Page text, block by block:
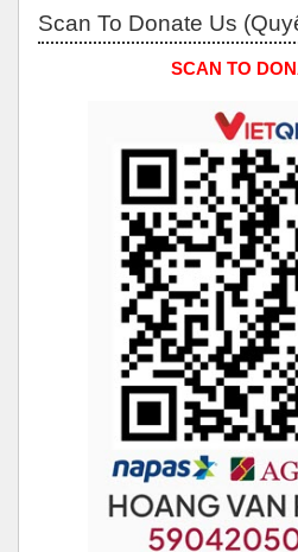
Scan To Donate Us
SCAN TO